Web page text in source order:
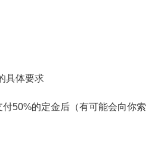
具体要求
50%的定金后（有可能会向你索